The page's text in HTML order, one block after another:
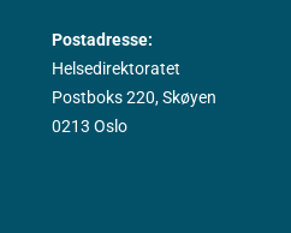
Postadresse:
Helsedirektoratet
Postboks 220, Skøyen
0213 Oslo